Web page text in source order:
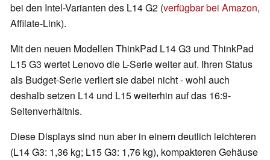
bei den Intel-Varianten des L14 G2 (verfügbar bei Amazon,
Affilate-Link).
Mit den neuen Modellen ThinkPad L14 G3 und ThinkPad
L15 G3 wertet Lenovo die L-Serie weiter auf. Ihren Status
als Budget-Serie verliert sie dabei nicht - wohl auch
deshalb setzen L14 und L15 weiterhin auf das 16:9-
Seitenverhältnis.
Diese Displays sind nun aber in einem deutlich leichteren
(L14 G3: 1,36 kg; L15 G3: 1,76 kg), kompakteren Gehäuse